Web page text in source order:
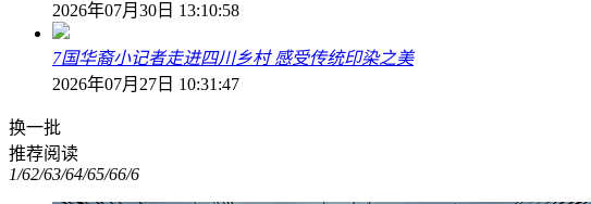
2026年07月30日 13:10:58
7国华裔小记者走进四川乡村 感受传统印染之美
2026年07月27日 10:31:47
换一批
推荐阅读
1/62/63/64/65/66/6